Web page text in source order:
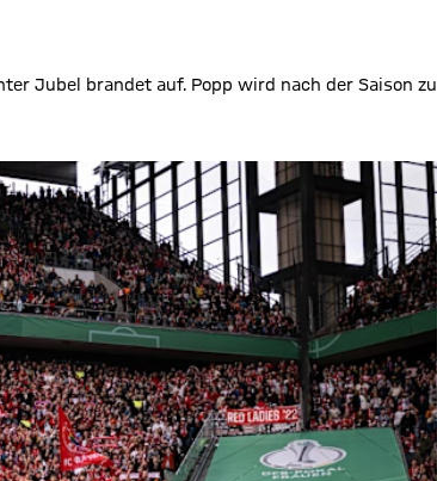
Jubel brandet auf. Popp wird nach der Saison zu